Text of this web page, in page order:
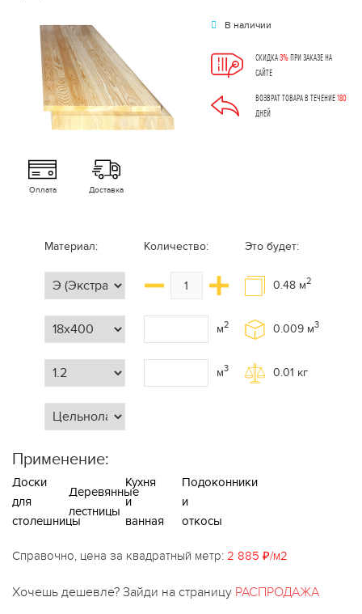
В наличии
СКИДКА3%ПРИ ЗАКАЗЕ НА
САЙТЕ
ВОЗВРАТ ТОВАРА В ТЕЧЕНИЕ180
ДНЕЙ
Оплата Доставка
Материал: Количество:
м2
м3
Это будет:
0.48 м2
0.009 м3
0.01 кг
Применение:
Доски
для
столешницы
Деревянные
лестницы
Кухня
и
ванная
Подоконники
и
откосы
Справочно, цена за квадратный метр: 2 885 ₽/м2
Хочешь дешевле? Зайди на страницу РАСПРОДАЖА